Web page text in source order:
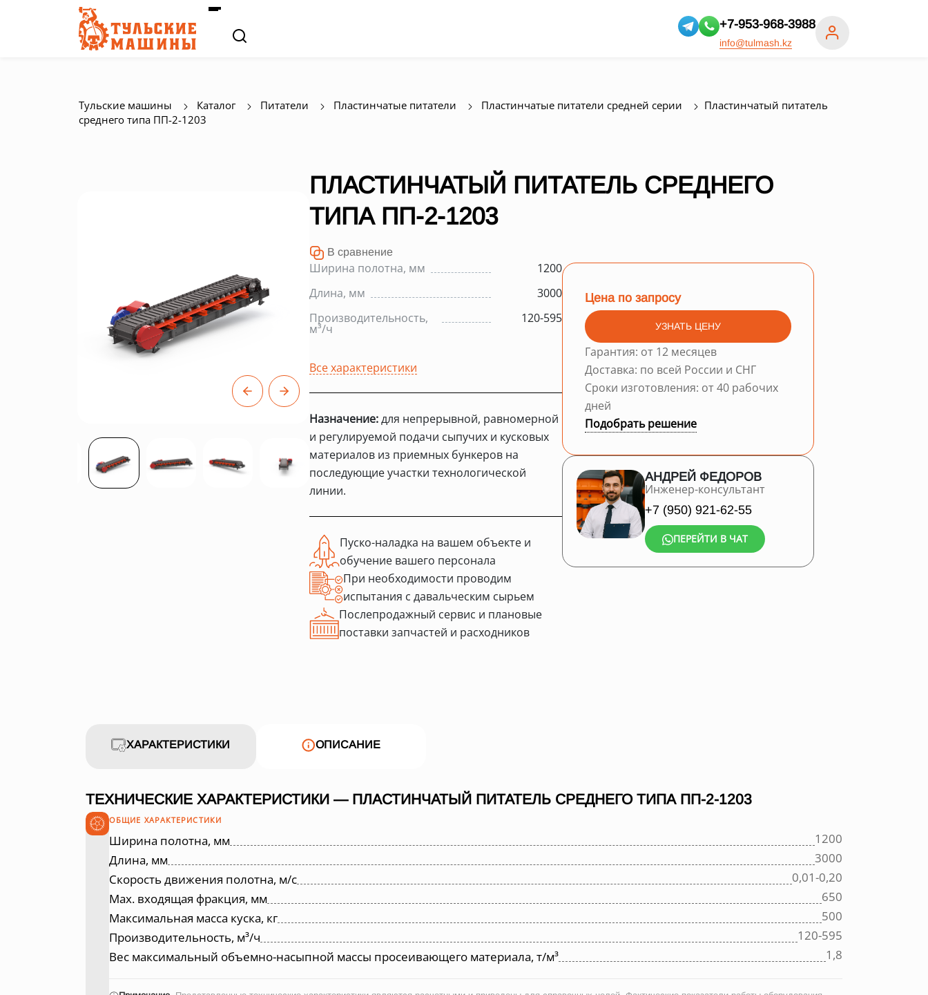
+7-953-968-3988
info@tulmash.kz
Тульские машины Каталог Питатели Пластинчатые питатели Пластинчатые питатели средней серии
Пластинчатый питатель
среднего типа ПП-2-1203
ПЛАСТИНЧАТЫЙ ПИТАТЕЛЬ СРЕДНЕГО
ТИПА ПП-2-1203
В сравнение
Ширина полотна, мм
1200
Длина, мм
3000
Производительность,
м³/ч
120-595
Все характеристики
Назначение:для непрерывной, равномерной
и регулируемой подачи сыпучих и кусковых
материалов из приемных бункеров на
последующие участки технологической
линии.
Пуско-наладка на вашем объекте и
обучение вашего персонала
При необходимости проводим
испытания с давальческим сырьем
Послепродажный сервис и плановые
поставки запчастей и расходников
Цена по запросу
УЗНАТЬ ЦЕНУ
Гарантия: от 12 месяцев
Доставка: по всей России и СНГ
Сроки изготовления: от 40 рабочих
дней
Подобрать решение
АНДРЕЙ ФЕДОРОВ
Инженер-консультант
+7 (950) 921-62-55
ПЕРЕЙТИ В ЧАТ
ХАРАКТЕРИСТИКИ ОПИСАНИЕ
ТЕХНИЧЕСКИЕ ХАРАКТЕРИСТИКИ — ПЛАСТИНЧАТЫЙ ПИТАТЕЛЬ СРЕДНЕГО ТИПА ПП-2-1203
ОБЩИЕ ХАРАКТЕРИСТИКИ
Ширина полотна, мм
1200
Длина, мм
3000
Скорость движения полотна, м/с
0,01-0,20
Max. входящая фракция, мм
650
Максимальная масса куска, кг
500
Производительность, м³/ч
120-595
Вес максимальный объемно-насыпной массы просеивающего материала, т/м³
1,8